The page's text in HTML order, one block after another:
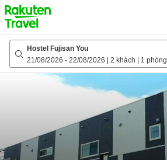
to
top
page
Hostel Fujisan You
21/08/2026 - 22/08/2026 2 khách 1 phòng